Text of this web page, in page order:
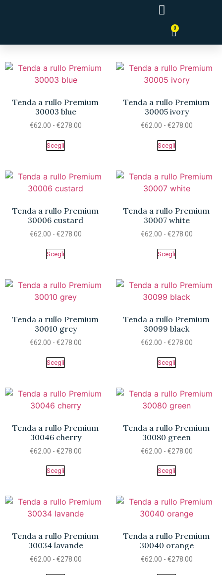
0
Tenda a rullo Premium
30003 blue
€62.00 - €278.00
Scegli
Tenda a rullo Premium
30005 ivory
€62.00 - €278.00
Scegli
Tenda a rullo Premium
30006 custard
€62.00 - €278.00
Scegli
Tenda a rullo Premium
30007 white
€62.00 - €278.00
Scegli
Tenda a rullo Premium
30010 grey
€62.00 - €278.00
Scegli
Tenda a rullo Premium
30099 black
€62.00 - €278.00
Scegli
Tenda a rullo Premium
30046 cherry
€62.00 - €278.00
Scegli
Tenda a rullo Premium
30080 green
€62.00 - €278.00
Scegli
Tenda a rullo Premium
30034 lavande
€62.00 - €278.00
Tenda a rullo Premium
30040 orange
€62.00 - €278.00